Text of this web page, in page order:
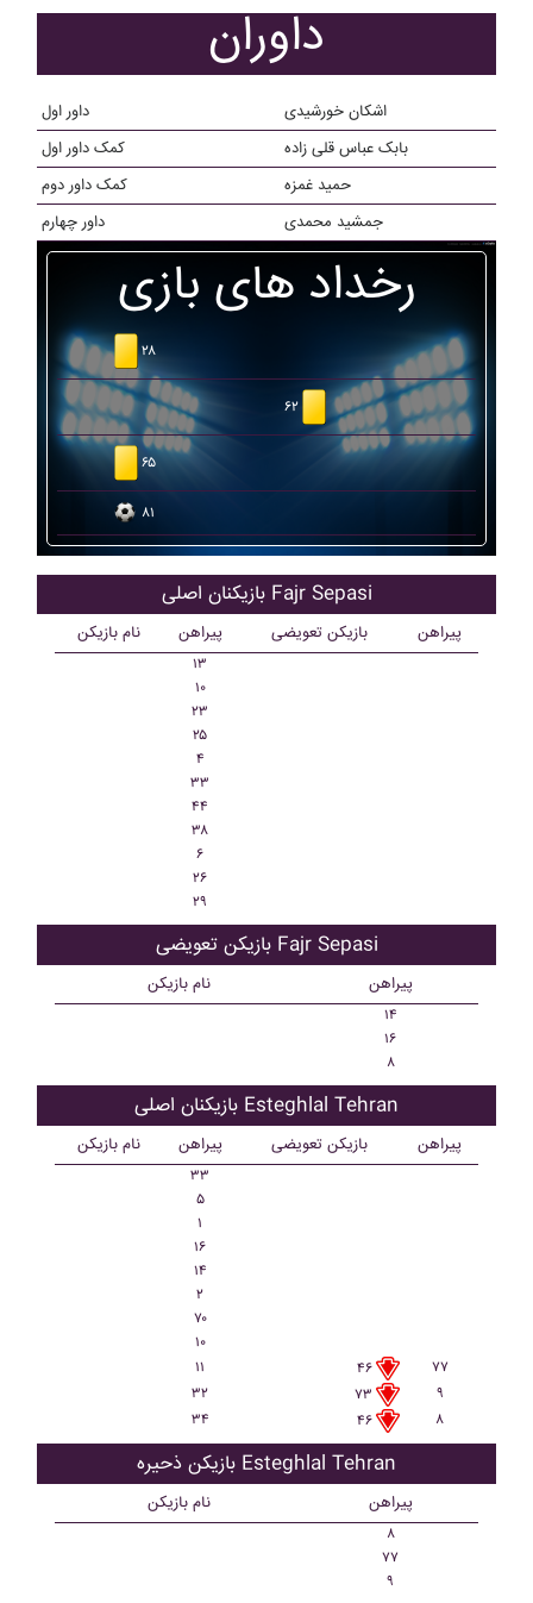
داوران
داور اول
اشکان خورشیدی
کمک داور اول
بابک عباس قلی زاده
کمک داور دوم
حميد غمزه
داور چهارم
جمشید محمدی
رخداد های بازی
۲۸
۶۲
۶۵
۸۱
بازیکنان اصلی Fajr Sepasi
نام بازیکن پیراهن بازیکن تعویضی پیراهن
۱۳
۱۰
۲۳
۲۵
۴
۳۳
۴۴
۳۸
۶
۲۶
۲۹
بازیکن تعویضی Fajr Sepasi
نام بازیکن پیراهن
۱۴
۱۶
۸
بازیکنان اصلی Esteghlal Tehran
نام بازیکن پیراهن بازیکن تعویضی پیراهن
۳۳
۵
۱
۱۶
۱۴
۲
۷۰
۱۰
۱۱
۴۶
۷۷
۳۲
۷۳
۹
۳۴
۴۶ ۸
بازیکن ذحیره Esteghlal Tehran
نام بازیکن پیراهن
۸
۷۷
۹